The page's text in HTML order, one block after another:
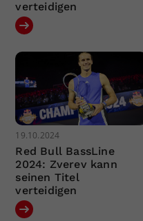
verteidigen
19.10.2024
Red Bull BassLine
2024: Zverev kann
seinen Titel
verteidigen